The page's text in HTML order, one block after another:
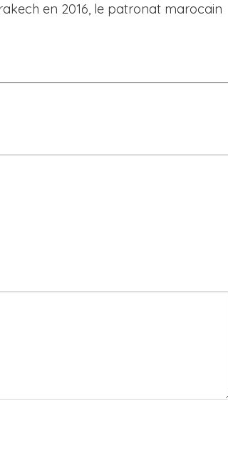
en 2016, le patronat marocain